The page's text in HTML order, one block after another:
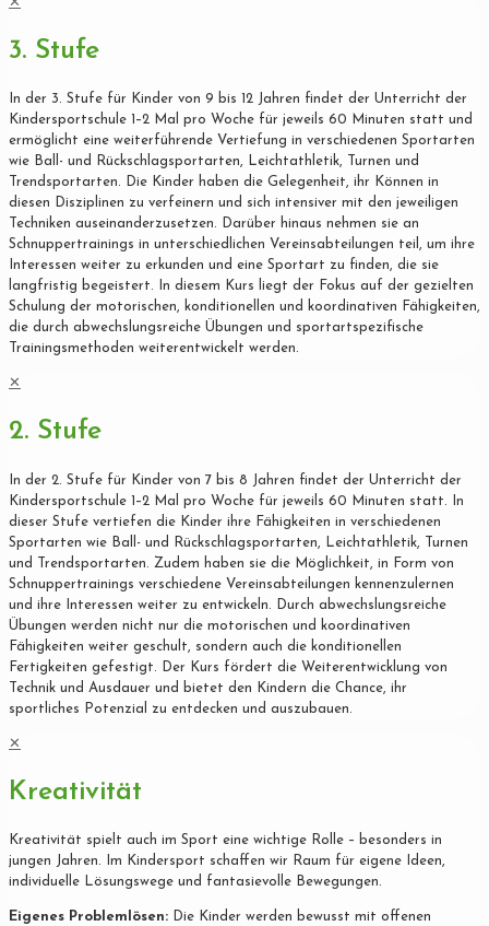
3. Stufe
In der 3. Stufe für Kinder von 9 bis 12 Jahren findet der Unterricht der
Kindersportschule 1–2 Mal pro Woche für jeweils 60 Minuten statt und
ermöglicht eine weiterführende Vertiefung in verschiedenen Sportarten
wie Ball- und Rückschlagsportarten, Leichtathletik, Turnen und
Trendsportarten. Die Kinder haben die Gelegenheit, ihr Können in
diesen Disziplinen zu verfeinern und sich intensiver mit den jeweiligen
Techniken auseinanderzusetzen. Darüber hinaus nehmen sie an
Schnuppertrainings in unterschiedlichen Vereinsabteilungen teil, um ihre
Interessen weiter zu erkunden und eine Sportart zu finden, die sie
langfristig begeistert. In diesem Kurs liegt der Fokus auf der gezielten
Schulung der motorischen, konditionellen und koordinativen Fähigkeiten,
die durch abwechslungsreiche Übungen und sportartspezifische
Trainingsmethoden weiterentwickelt werden.
✕
2. Stufe
In der 2. Stufe für Kinder von 7 bis 8 Jahren findet der Unterricht der
Kindersportschule 1–2 Mal pro Woche für jeweils 60 Minuten statt. In
dieser Stufe vertiefen die Kinder ihre Fähigkeiten in verschiedenen
Sportarten wie Ball- und Rückschlagsportarten, Leichtathletik, Turnen
und Trendsportarten. Zudem haben sie die Möglichkeit, in Form von
Schnuppertrainings verschiedene Vereinsabteilungen kennenzulernen
und ihre Interessen weiter zu entwickeln. Durch abwechslungsreiche
Übungen werden nicht nur die motorischen und koordinativen
Fähigkeiten weiter geschult, sondern auch die konditionellen
Fertigkeiten gefestigt. Der Kurs fördert die Weiterentwicklung von
Technik und Ausdauer und bietet den Kindern die Chance, ihr
sportliches Potenzial zu entdecken und auszubauen.
✕
Kreativität
Kreativität spielt auch im Sport eine wichtige Rolle – besonders in
jungen Jahren. Im Kindersport schaffen wir Raum für eigene Ideen,
individuelle Lösungswege und fantasievolle Bewegungen.
Eigenes Problemlösen: Die Kinder werden bewusst mit offenen